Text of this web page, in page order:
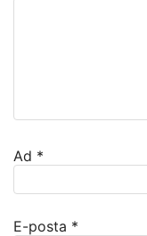
Ad *
E-posta *